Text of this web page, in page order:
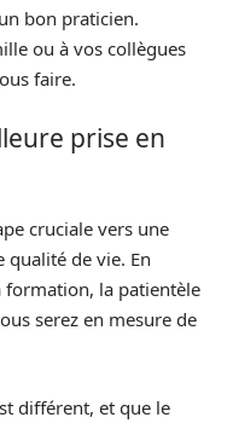
bon praticien.
ou à vos collègues
faire.
prise en
cruciale vers une
qualité de vie. En
formation, la patientèle
serez en mesure de
différent, et que le